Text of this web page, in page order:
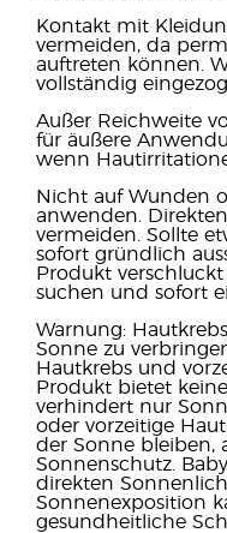
Kontakt mit
vermeiden, da
auftreten können.
vollständig
Außer Reichweite
für äußere
wenn
Nicht auf Wunden
anwenden.
vermeiden. Sollte
sofort gründlich
Produkt
suchen und sofort
Warnung:
Sonne zu
Hautkrebs und
Produkt bietet
verhindert nur
oder vorzeitige
der Sonne bleiben,
Sonnenschutz.
direkten
Sonnenexposition
gesundheitliche